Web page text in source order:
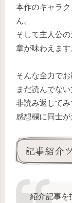
本作のキャラ
ん。
そして主人公
章が味わえます
そんな全力で
まだ読んでな
非読み返してみ
感想欄に同士が
記事紹介
紹介記事を